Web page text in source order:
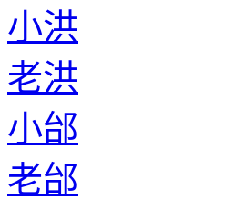
小洪
老洪
小邰
老邰